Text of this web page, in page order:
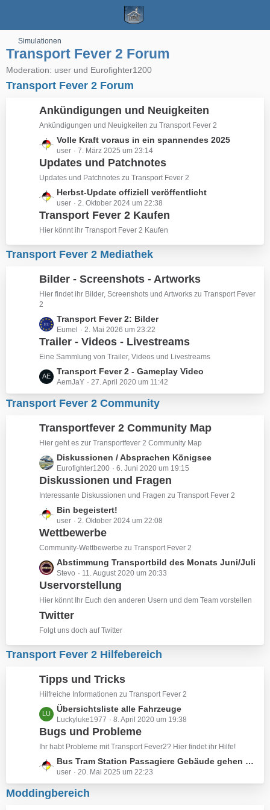
Simulationen
Transport Fever 2 Forum
Moderation: user und Eurofighter1200
Transport Fever 2 Forum
Ankündigungen und Neuigkeiten
Ankündigungen und Neuigkeiten zu Transport Fever 2
L
t
z
e
B
r
g
e
Volle Kraft voraus in ein spannendes 2025
user 7. März 2025 um 23:14
Updates und Patchnotes
Updates und Patchnotes zu Transport Fever 2
L
z
e
e
t
ä
g
Herbst-Update offiziell veröffentlicht
user 2. Oktober 2024 um 22:38
Transport Fever 2 Kaufen
Hier könnt ihr Transport Fever 2 Kaufen
Transport Fever 2 Mediathek
Bilder - Screenshots - Artworks
Hier findet ihr Bilder, Screenshots und Artworks zu Transport Fever
2
L
e
z
e
e
t
r
g
e
Transport Fever 2: Bilder
Eumel 2. Mai 2026 um 23:22
Trailer - Videos - Livestreams
Eine Sammlung von Trailer, Videos und Livestreams
L
e
t
z
e
B
e
i
t
r
g
e
Transport Fever 2 - Gameplay Video
AemJaY 27. April 2020 um 11:42
Transport Fever 2 Community
Transportfever 2 Community Map
Hier geht es zur Transportfever 2 Community Map
L
e
t
z
e
B
t
ä
g
e
Diskussionen / Absprachen Königsee
Eurofighter1200 6. Juni 2020 um 19:15
Diskussionen und Fragen
Interessante Diskussionen und Fragen zu Transport Fever 2
L
t
z
e
B
r
g
Bin begeistert!
user 2. Oktober 2024 um 22:08
Wettbewerbe
Community-Wettbewerbe zu Transport Fever 2
L
e
t
z
t
B
e
i
r
ä
g
e
Abstimmung Transportbild des Monats Juni/Juli
Stevo 11. August 2020 um 20:33
Uservorstellung
Hier könnt Ihr Euch den anderen Usern und dem Team vorstellen
Twitter
Folgt uns doch auf Twitter
Transport Fever 2 Hilfebereich
Tipps und Tricks
Hilfreiche Informationen zu Transport Fever 2
L
e
t
z
e
e
Übersichtsliste alle Fahrzeuge
Luckyluke1977 8. April 2020 um 19:38
Bugs und Probleme
Ihr habt Probleme mit Transport Fever2? Hier findet ihr Hilfe!
L
t
z
Bus Tram Station Passagiere Gebäude gehen nicht
user 20. Mai 2025 um 22:23
Moddingbereich